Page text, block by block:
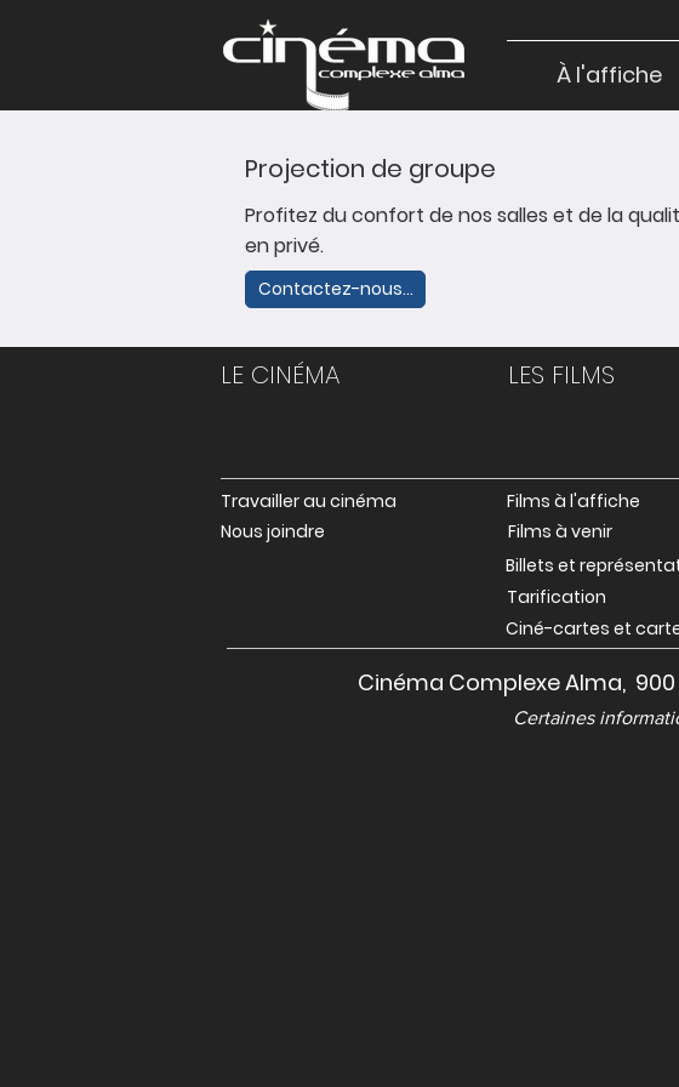
À l'affiche
Projection de groupe
Profitez du confort de nos salles et de la
en privé.
Contactez-nous...
LE CINÉMA LES FILMS
Travailler au cinéma
Nous joindre
Films à l'affiche
Films à venir
Billets et
Tarification
Ciné-cartes et
Cinéma Complexe Alma,
Certaines